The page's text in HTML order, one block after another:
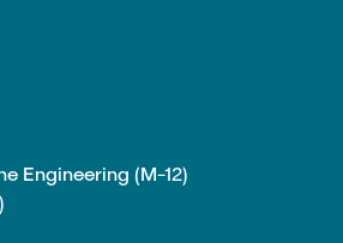
Engineering (M-12)